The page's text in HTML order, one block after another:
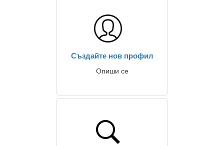
Създайте нов профил
Опиши се